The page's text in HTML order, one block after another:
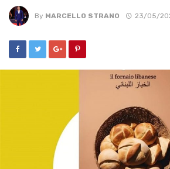
By MARCELLO STRANO 23/05/